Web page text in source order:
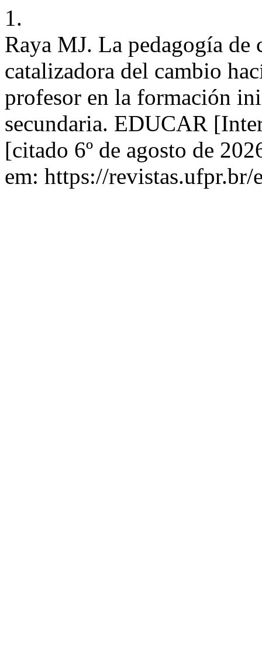
1.
Raya MJ. La pedagogía de
catalizadora del cambio
profesor en la formación
secundaria. EDUCAR
[citado 6º de agosto de
em: https://